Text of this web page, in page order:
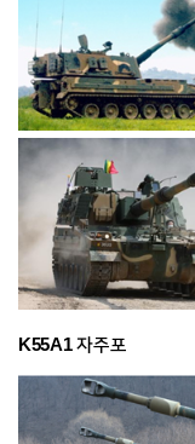
K55A1 자주포